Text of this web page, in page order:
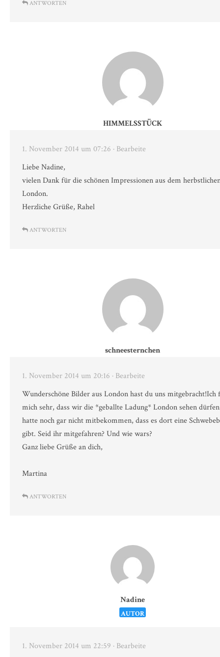
ANTWORTEN
HIMMELSSTÜCK
1. November 2014 um 07:26 · Bearbeite
Liebe Nadine,
vielen Dank für die schönen Impressionen aus dem
London.
Herzliche Grüße, Rahel
ANTWORTEN
schneesternchen
1. November 2014 um 20:16 · Bearbeite
Wunderschöne Bilder aus London hast du uns mitgebracht!Ich
mich sehr, dass wir die *geballte Ladung* London sehen
hatte noch gar nicht mitbekommen, dass es dort eine
gibt. Seid ihr mitgefahren? Und wie wars?
Ganz liebe Grüße an dich,
Martina
ANTWORTEN
Nadine
AUTOR
1. November 2014 um 22:59 · Bearbeite